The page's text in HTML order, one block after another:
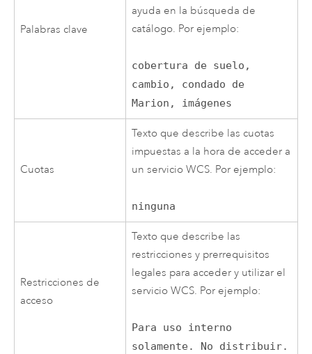
Palabras clave
ayuda en la búsqueda de
catálogo. Por ejemplo:
cobertura de suelo,
cambio, condado de
Marion, imágenes
Cuotas
Texto que describe las cuotas
impuestas a la hora de acceder a
un servicio WCS. Por ejemplo:
ninguna
Restricciones de
acceso
Texto que describe las
restricciones y prerrequisitos
legales para acceder y utilizar el
servicio WCS. Por ejemplo:
Para uso interno
solamente. No distribuir.